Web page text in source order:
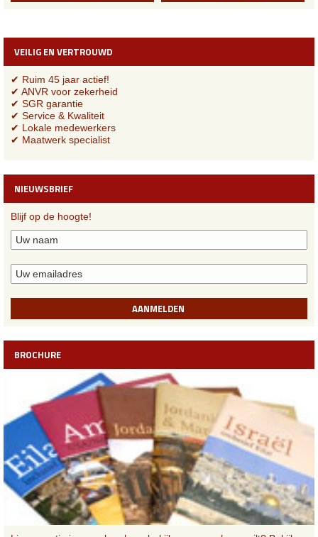
VEILIG EN VERTROUWD
✔ Ruim 45 jaar actief!
✔ ANVR voor zekerheid
✔ SGR garantie
✔ Service & Kwaliteit
✔ Lokale medewerkers
✔ Maatwerk specialist
NIEUWSBRIEF
Blijf op de hoogte!
AANMELDEN
BROCHURE